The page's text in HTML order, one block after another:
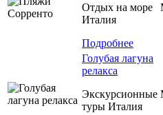
Отдых на море
Италия
Подробнее
Голубая лагуна
релакса
Экскурсионные
туры Италия